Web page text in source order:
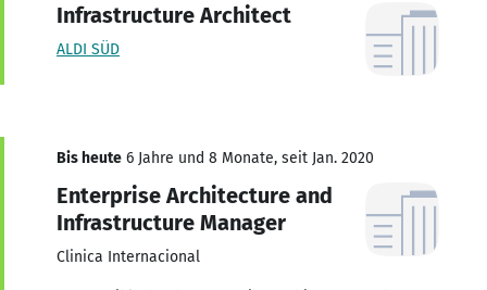
Infrastructure Architect
ALDI SÜD
Bis heute 6 Jahre und 8 Monate, seit Jan. 2020
Enterprise Architecture and
Infrastructure Manager
Clinica Internacional